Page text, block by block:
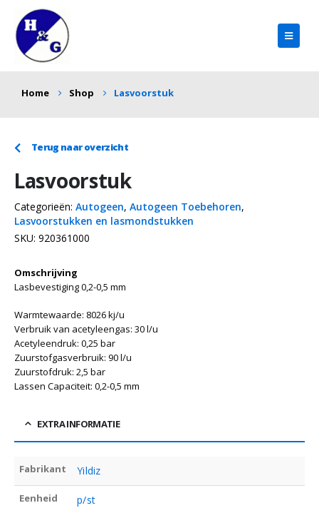
Home Shop Lasvoorstuk
Terug naar overzicht
Lasvoorstuk
SKU: 920361000
Categorieën: Autogeen, Autogeen Toebehoren,
Lasvoorstukken en lasmondstukken
Omschrijving
Lasbevestiging 0,2-0,5 mm
Warmtewaarde: 8026 kj/u
Verbruik van acetyleengas: 30 l/u
Acetyleendruk: 0,25 bar
Zuurstofgasverbruik: 90 l/u
Zuurstofdruk: 2,5 bar
Lassen Capaciteit: 0,2-0,5 mm
EXTRA INFORMATIE
Fabrikant Yildiz
Eenheid p/st